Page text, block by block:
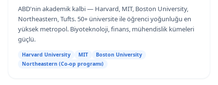
ABD'nin akademik kalbi — Harvard, MIT, Boston University,
Northeastern, Tufts. 50+ üniversite ile öğrenci yoğunluğu en
yüksek metropol. Biyoteknoloji, finans, mühendislik kümeleri
güçlü.
Harvard University MIT
Boston University
Northeastern (Co-op programı)